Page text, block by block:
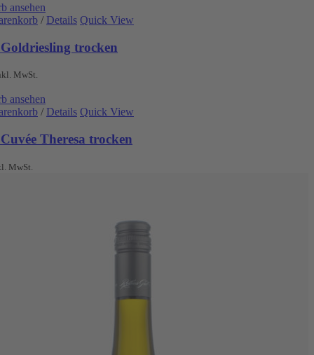
ansehen
/ Details Quick View
trocken
MwSt.
ansehen
/ Details Quick View
Theresa trocken
MwSt.